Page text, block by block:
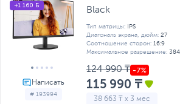
# 193994
+1 160 Б
Black
Тип матрицы:
IPS
Диагональ экрана, дюйм: 27
Соотношение сторон: 16:9
Максимальное разрешение:
124 990 ₸
115 990 ₸
38 663 ₸ x 3 мес